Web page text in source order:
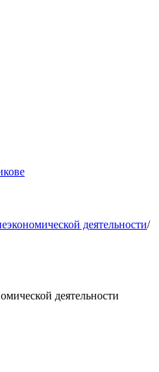
деятельности/
деятельности